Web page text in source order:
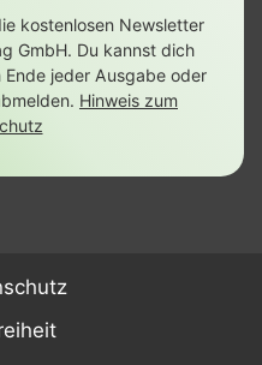
kostenlosen Newsletter
GmbH. Du kannst dich
jeder Ausgabe oder
Hinweis zum